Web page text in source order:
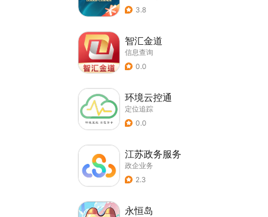
3.8
智汇金道
信息查询
0.0
环境云控通
定位追踪
0.0
江苏政务服务
政企业务
2.3
永恒岛